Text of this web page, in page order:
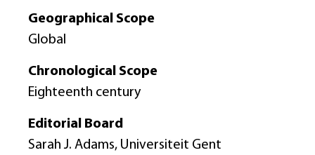
Geographical Scope
Global
Chronological Scope
Eighteenth century
Editorial Board
Sarah J. Adams, Universiteit Gent